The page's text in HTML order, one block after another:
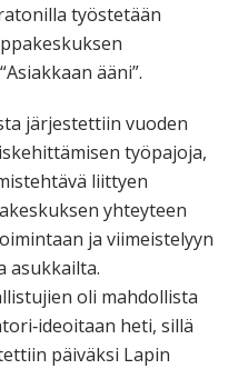
työstetään
ääni”.
järjestettiin vuoden
työpajoja,
liittyen
yhteyteen
ja viimeistelyyn
asukkailta.
oli mahdollista
heti, sillä
päiväksi Lapin